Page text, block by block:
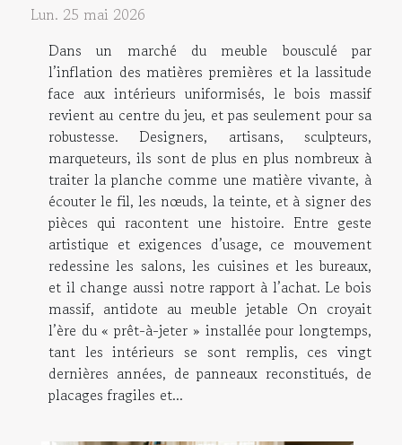
Lun. 25 mai 2026
Dans un marché du meuble bousculé par
l’inflation des matières premières et la lassitude
face aux intérieurs uniformisés, le bois massif
revient au centre du jeu, et pas seulement pour sa
robustesse. Designers, artisans, sculpteurs,
marqueteurs, ils sont de plus en plus nombreux à
traiter la planche comme une matière vivante, à
écouter le fil, les nœuds, la teinte, et à signer des
pièces qui racontent une histoire. Entre geste
artistique et exigences d’usage, ce mouvement
redessine les salons, les cuisines et les bureaux,
et il change aussi notre rapport à l’achat. Le bois
massif, antidote au meuble jetable On croyait
l’ère du « prêt-à-jeter » installée pour longtemps,
tant les intérieurs se sont remplis, ces vingt
dernières années, de panneaux reconstitués, de
placages fragiles et...